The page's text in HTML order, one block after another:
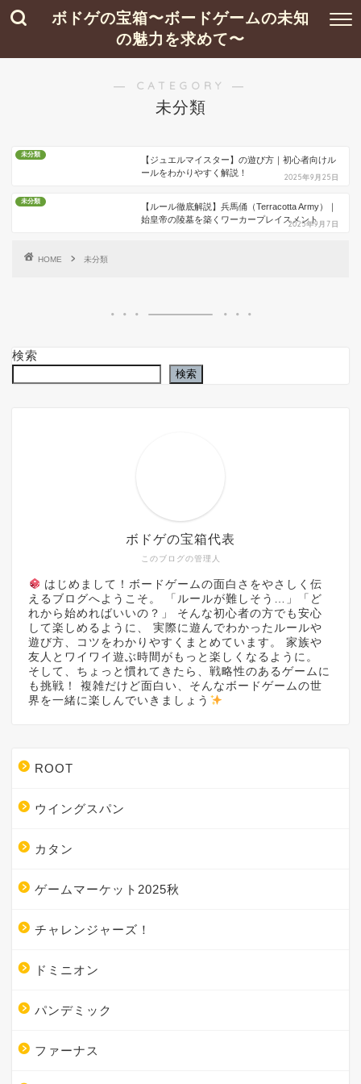
ボドゲの宝箱〜ボードゲームの未知
の魅力を求めて〜
― CATEGORY ―
未分類
未分類
【ジュエルマイスター】の遊び方｜初心者向けル
ールをわかりやすく解説！
2025年9月25日
未分類
【ルール徹底解説】兵馬俑（Terracotta Army）｜
始皇帝の陵墓を築くワーカープレイスメント
2025年9月7日
HOME 未分類
検索
検索
このブログの管理人
ボドゲの宝箱代表
はじめまして！ボードゲームの面白さをやさしく伝
えるブログへようこそ。 「ルールが難しそう…」「ど
れから始めればいいの？」 そんな初心者の方でも安心
して楽しめるように、 実際に遊んでわかったルールや
遊び方、コツをわかりやすくまとめています。 家族や
友人とワイワイ遊ぶ時間がもっと楽しくなるように。
そして、ちょっと慣れてきたら、戦略性のあるゲームに
も挑戦！ 複雑だけど面白い、そんなボードゲームの世
界を一緒に楽しんでいきましょう
ROOT
ウイングスパン
カタン
ゲームマーケット2025秋
チャレンジャーズ！
ドミニオン
パンデミック
ファーナス